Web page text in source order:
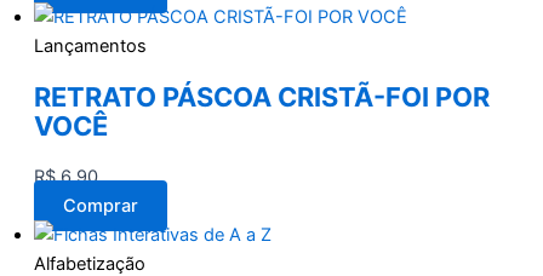
Lançamentos
RETRATO PÁSCOA CRISTÃ-FOI POR
VOCÊ
R$6,90
Comprar
Alfabetização